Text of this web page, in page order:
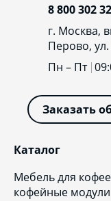
Каталог
Мебель для
кофейные модули
8 800 302
г. Москва,
Перово,
Пн – Пт
Заказать